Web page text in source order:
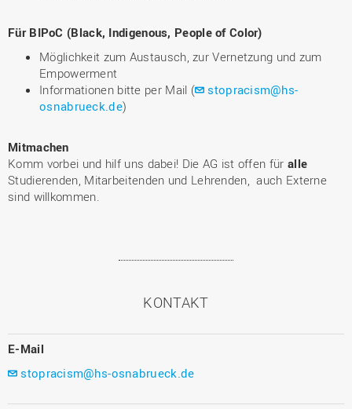
Für BIPoC (Black, Indigenous, People of Color)
Möglichkeit zum Austausch, zur Vernetzung und zum
Empowerment
Informationen bitte per Mail (
stopracism@hs-
osnabrueck.de)
Mitmachen
Komm vorbei und hilf uns dabei! Die AG ist offen für alle
Studierenden, Mitarbeitenden und Lehrenden, auch Externe
sind willkommen.
KONTAKT
E-Mail
stopracism@hs-osnabrueck.de